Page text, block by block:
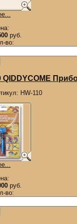
руб.
во:
QIDDYCOME
HW-110
руб.
во: